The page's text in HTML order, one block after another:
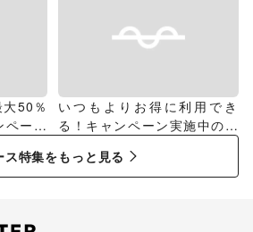
大50％
ペーン
いつもよりお得に利用でき
る！キャンペーン実施中のス
ス特集をもっと見る